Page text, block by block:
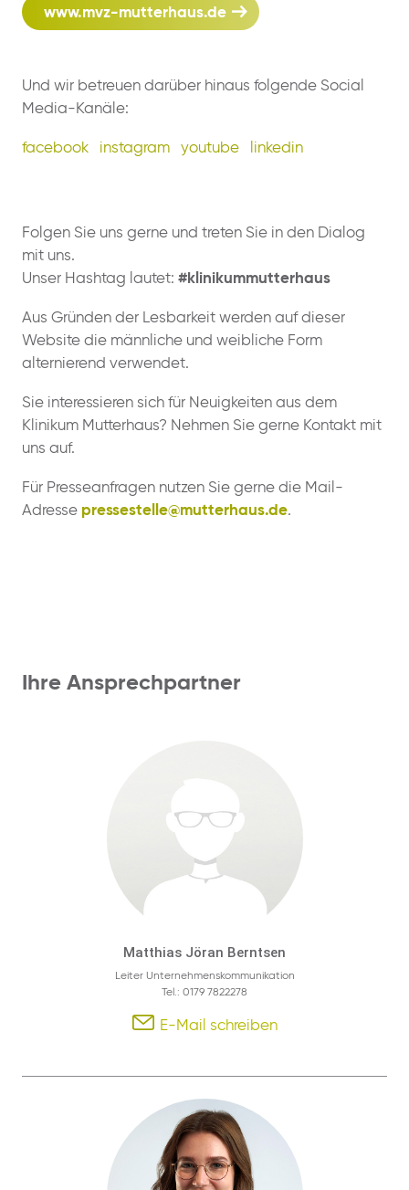
www.mvz-mutterhaus.de
Und wir betreuen darüber hinaus folgende Social
Media-Kanäle:
facebook instagram youtube linkedin
Folgen Sie uns gerne und treten Sie in den Dialog
mit uns.
Unser Hashtag lautet: #klinikummutterhaus
Aus Gründen der Lesbarkeit werden auf dieser
Website die männliche und weibliche Form
alternierend verwendet.
Sie interessieren sich für Neuigkeiten aus dem
Klinikum Mutterhaus? Nehmen Sie gerne Kontakt mit
uns auf.
Für Presseanfragen nutzen Sie gerne die Mail-
Adresse pressestelle@mutterhaus.de.
Ihre Ansprechpartner
Matthias Jöran Berntsen
Leiter Unternehmenskommunikation
Tel.: 0179 7822278
E-Mail schreiben